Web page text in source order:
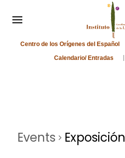
Centro de los Orígenes del Español
Calendario/ Entradas
Events Exposición